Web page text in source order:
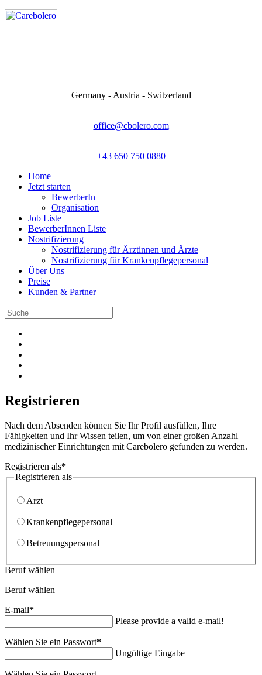
Germany - Austria - Switzerland
office@cbolero.com
+43 650 750 0880
Home
Jetzt starten
BewerberIn
Organisation
Job Liste
BewerberInnen Liste
Nostrifizierung
Nostrifizierung für Ärztinnen und Ärzte
Nostrifizierung für Krankenpflegepersonal
Über Uns
Preise
Kunden & Partner
Registrieren
Nach dem Absenden können Sie Ihr Profil ausfüllen, Ihre
Fähigkeiten und Ihr Wissen teilen, um von einer großen Anzahl
medizinischer Einrichtungen mit Carebolero gefunden zu werden.
Registrieren als*
Registrieren als
Arzt
Krankenpflegepersonal
Betreuungspersonal
Beruf wählen
Beruf wählen
E-mail*
Please provide a valid e-mail!
Wählen Sie ein Passwort*
Ungültige Eingabe